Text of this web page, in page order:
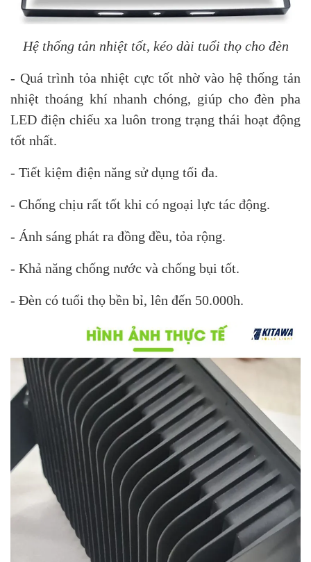
Hệ thống tản nhiệt tốt, kéo dài tuổi thọ cho đèn
- Quá trình tỏa nhiệt cực tốt nhờ vào hệ thống tản
nhiệt thoáng khí nhanh chóng, giúp cho đèn pha
LED điện chiếu xa luôn trong trạng thái hoạt động
tốt nhất.
- Tiết kiệm điện năng sử dụng tối đa.
- Chống chịu rất tốt khi có ngoại lực tác động.
- Ánh sáng phát ra đồng đều, tỏa rộng.
- Khả năng chống nước và chống bụi tốt.
- Đèn có tuổi thọ bền bỉ, lên đến 50.000h.